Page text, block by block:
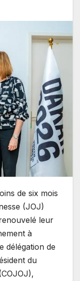
de six mois
(JOJ)
leur
à
délégation de
du